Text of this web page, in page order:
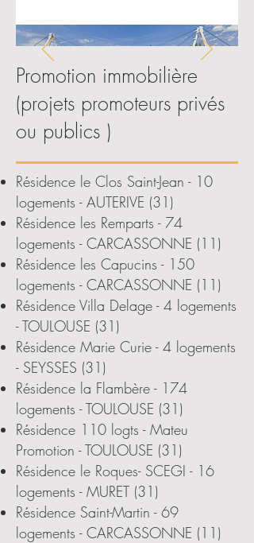
Promotion immobilière
(projets promoteurs privés
ou publics )
Résidence le Clos Saint-Jean - 10
logements - AUTERIVE (31)
Résidence les Remparts - 74
logements - CARCASSONNE (11)
Résidence les Capucins - 150
logements - CARCASSONNE (11)
Résidence Villa Delage - 4 logements
- TOULOUSE (31)
Résidence Marie Curie - 4 logements
- SEYSSES (31)
Résidence la Flambère - 174
logements - TOULOUSE (31)
Résidence 110 logts - Mateu
Promotion - TOULOUSE (31)
Résidence le Roques- SCEGI - 16
logements - MURET (31)
Résidence Saint-Martin - 69
logements - CARCASSONNE (11)